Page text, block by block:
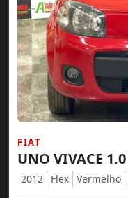
FIAT
UNO VIVACE 1.0
2012 Flex Vermelho